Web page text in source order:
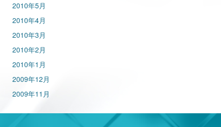
2010年5月
2010年4月
2010年3月
2010年2月
2010年1月
2009年12月
2009年11月